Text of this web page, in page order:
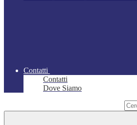
Contatti
Contatti
Dove Siamo